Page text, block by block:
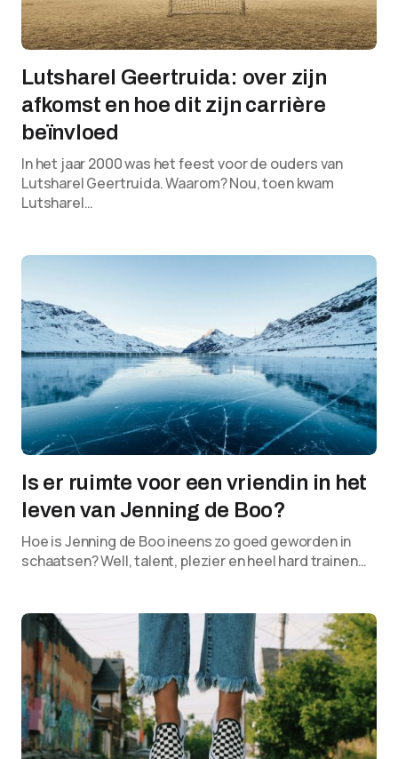
Lutsharel Geertruida: over zijn
afkomst en hoe dit zijn carrière
beïnvloed
In het jaar 2000 was het feest voor de ouders van
Lutsharel Geertruida. Waarom? Nou, toen kwam
Lutsharel…
Is er ruimte voor een vriendin in het
leven van Jenning de Boo?
Hoe is Jenning de Boo ineens zo goed geworden in
schaatsen? Well, talent, plezier en heel hard trainen…